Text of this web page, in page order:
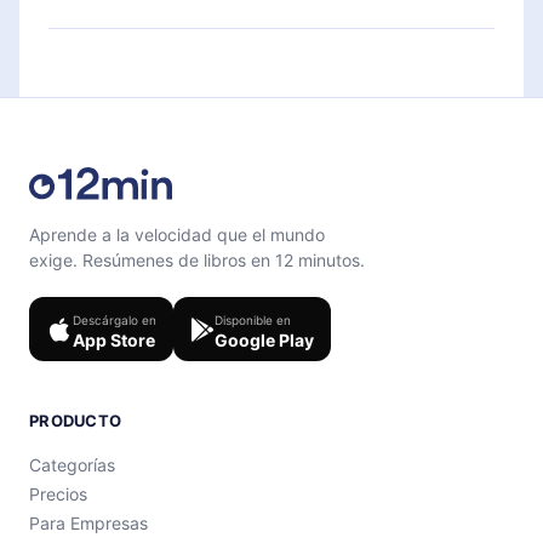
Aprende a la velocidad que el mundo
exige. Resúmenes de libros en 12 minutos.
Descárgalo en
App Store
Disponible en
Google Play
PRODUCTO
Categorías
Precios
Para Empresas